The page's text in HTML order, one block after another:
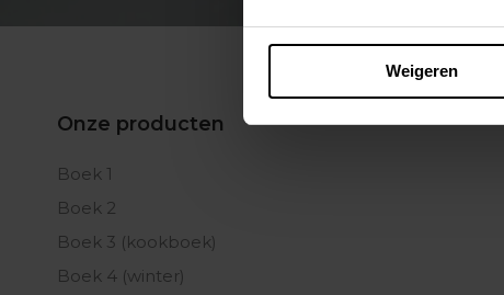
Weigeren
Onze producten
Boek 1
Boek 2
Boek 3 (kookboek)
Boek 4 (winter)